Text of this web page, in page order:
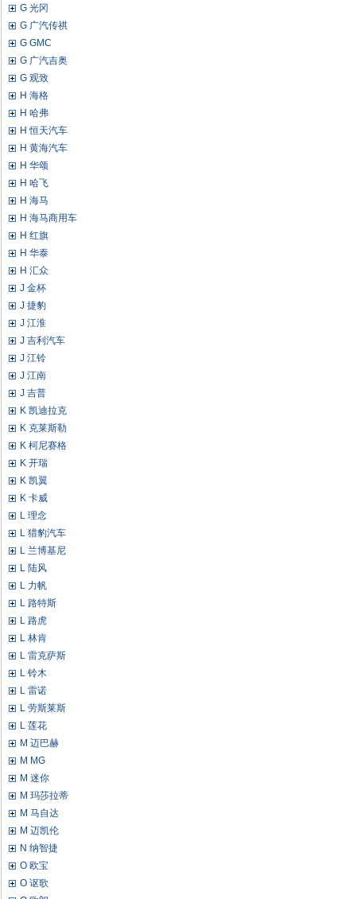
G 光冈
G 广汽传祺
G GMC
G 广汽吉奥
G 观致
H 海格
H 哈弗
H 恒天汽车
H 黄海汽车
H 华颂
H 哈飞
H 海马
H 海马商用车
H 红旗
H 华泰
H 汇众
J 金杯
J 捷豹
J 江淮
J 吉利汽车
J 江铃
J 江南
J 吉普
K 凯迪拉克
K 克莱斯勒
K 柯尼赛格
K 开瑞
K 凯翼
K 卡威
L 理念
L 猎豹汽车
L 兰博基尼
L 陆风
L 力帆
L 路特斯
L 路虎
L 林肯
L 雷克萨斯
L 铃木
L 雷诺
L 劳斯莱斯
L 莲花
M 迈巴赫
M MG
M 迷你
M 玛莎拉蒂
M 马自达
M 迈凯伦
N 纳智捷
O 欧宝
O 讴歌